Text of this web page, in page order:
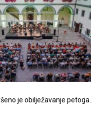
je obilježavanje petoga…